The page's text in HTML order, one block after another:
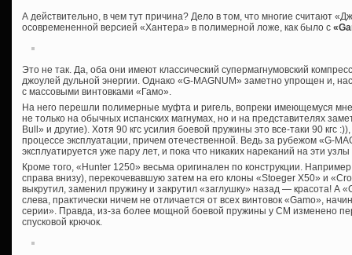
А действительно, в чем тут причина? Дело в том, что многие считают
осовремененной версией «Хантера» в полимерной ложе, как было с
Это не так. Да, оба они имеют классический супермагнумовский
джоулей дульной энергии. Однако «G-MAGNUM» заметно упрощен и,
с массовыми винтовками «Гамо».
На него перешли полимерные муфта и ригель, вопреки имеющемуся
не только на обычных испанских магнумах, но и на представителях
Bull» и другие). Хотя 90 кгс усилия боевой пружины это все-таки 90 кгс
процессе эксплуатации, причем отечественной. Ведь за рубежом «G-
эксплуатируется уже пару лет, и пока что никаких нареканий на эти
Кроме того, «Hunter 1250» весьма оригинален по конструкции.
справа внизу), перекочевавшую затем на его клоны «Stoeger Х50» и
выкрутил, заменил пружину и закрутил «заглушку» назад — красота! А
слева, практически ничем не отличается от всех винтовок «Gamo»,
серии». Правда, из-за более мощной боевой пружины у СМ изменено
спусковой крючок.